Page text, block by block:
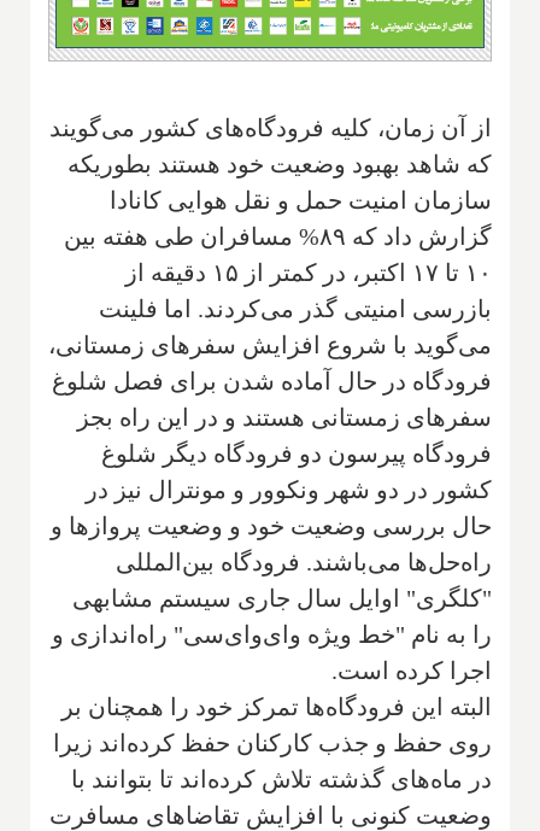
از آن زمان، کلیه فرودگاه‌های کشور می‌گویند
که شاهد بهبود وضعیت خود هستند بطوریکه
سازمان امنیت حمل و نقل هوایی کانادا
گزارش داد که ۸۹% مسافران طی هفته بین
۱۰ تا ۱۷ اکتبر، در کمتر از ۱۵ دقیقه از
بازرسی امنیتی گذر می‌کردند. اما فلینت
می‌گوید با شروع افزایش سفرهای زمستانی،
فرودگاه در حال آماده شدن برای فصل شلوغ
سفرهای زمستانی هستند و در این راه بجز
فرودگاه پیرسون دو فرودگاه دیگر شلوغ
کشور در دو شهر ونکوور و مونترال نیز در
حال بررسی وضعیت خود و وضعیت پروازها و
راه‌حل‌ها می‌باشند. فرودگاه بین‌المللی
"کلگری" اوایل سال جاری سیستم مشابهی
را به نام "خط ویژه وای‌وای‌سی" راه‌اندازی و
اجرا کرده است.
البته این فرودگاه‌ها تمرکز خود را همچنان بر
روی حفظ و جذب کارکنان حفظ کرده‌اند زیرا
در ماه‌های گذشته تلاش کرده‌اند تا بتوانند با
وضعیت کنونی با افزایش تقاضاهای مسافرت